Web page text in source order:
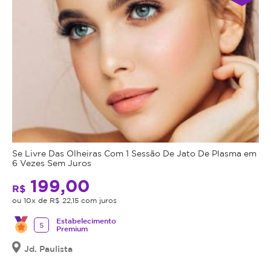
Se Livre Das Olheiras Com 1 Sessão De Jato De Plasma em
6 Vezes Sem Juros
R$ 199,00
ou 10x de R$ 22,15 com juros
5
Estabelecimento
Premium
Jd. Paulista